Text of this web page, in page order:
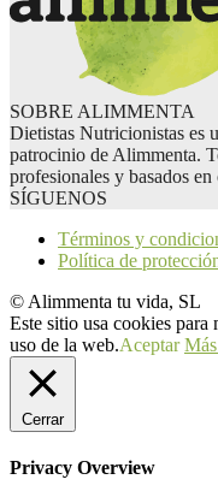
SOBRE ALIMMENTA
Dietistas Nutricionistas es
patrocinio de Alimmenta.
profesionales y basados en
SÍGUENOS
Términos y
Política de
© Alimmenta tu vida, SL
Este sitio usa cookies
uso de la web.Aceptar
Cerrar
Privacy Overview